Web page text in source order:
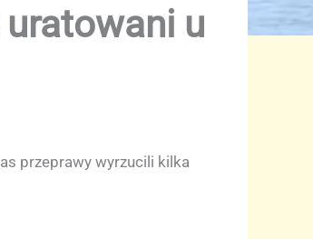
u
przeprawy wyrzucili kilka